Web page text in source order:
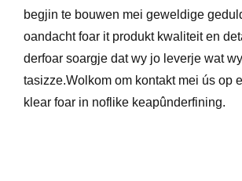
begjin te bouwen mei geweldige
oandacht foar it produkt kwaliteit en
derfoar soargje dat wy jo leverje wat wy
tasizze.Wolkom om kontakt mei ús op
klear foar in noflike keapûnderfining.